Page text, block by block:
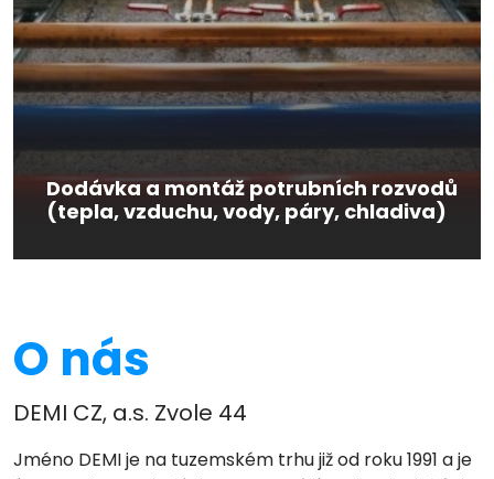
Dodávka a montáž potrubních rozvodů
(tepla, vzduchu, vody, páry, chladiva)
O nás
DEMI CZ, a.s. Zvole 44
Jméno DEMI je na tuzemském trhu již od roku 1991 a je